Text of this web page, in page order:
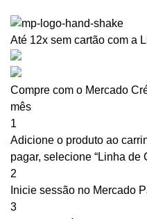
Até 12x sem cartão com a
Compre com o Mercado
mês
1
Adicione o produto ao
pagar, selecione “Linha de
2
Inicie sessão no Mercado
3